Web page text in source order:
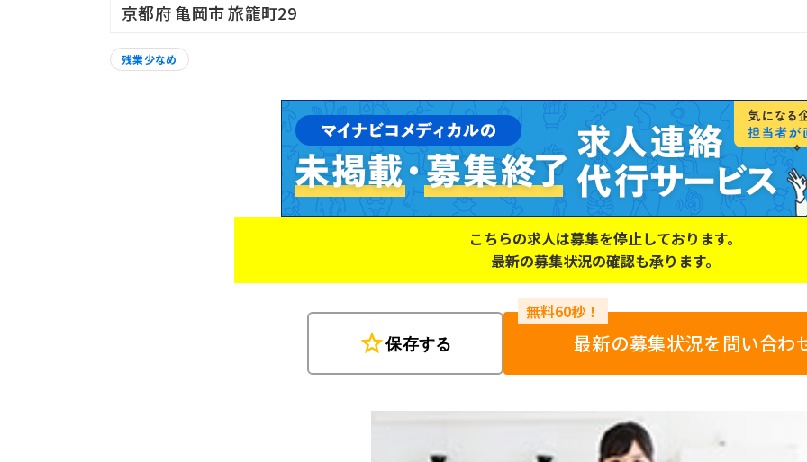
京都府 亀岡市 旅籠町29
残業少なめ
こちらの求人は募集を停止しております。
最新の募集状況の確認も承ります。
star保存する 最新の募集状況を問い合わ